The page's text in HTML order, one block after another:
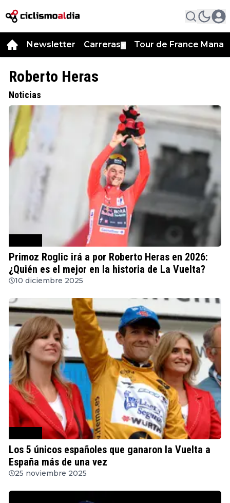
Newsletter Carreras Tour de France
Roberto Heras
Noticias
Primoz Roglic irá a por Roberto Heras en 2026:
¿Quién es el mejor en la historia de La Vuelta?
10 diciembre 2025
Los 5 únicos españoles que ganaron la Vuelta a
España más de una vez
25 noviembre 2025